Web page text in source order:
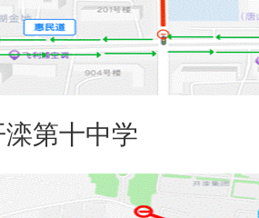
第十中学